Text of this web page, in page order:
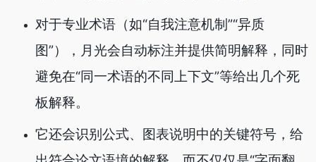
对于专业术语（如“自我注意机制”“异质
图”），月光会自动标注并提供简明解释，同时
避免在“同一术语的不同上下文”等给出几个死
板解释。
它还会识别公式、图表说明中的关键符号，给